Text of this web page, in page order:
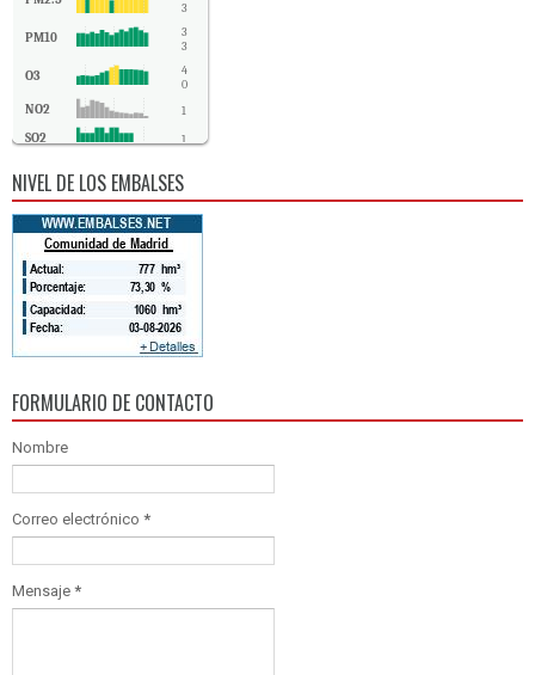
3
PM10
3
3
O3
4
0
NO2 1
SO2 1
NIVEL DE LOS EMBALSES
FORMULARIO DE CONTACTO
Nombre
Correo electrónico *
Mensaje *